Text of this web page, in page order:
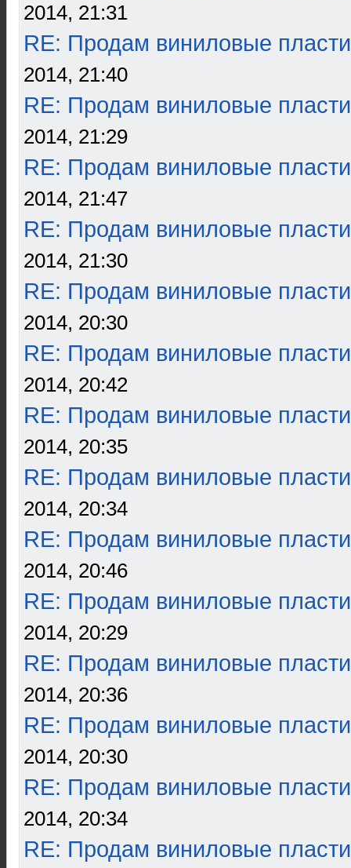
2014, 21:31
RE: Продам виниловые
2014, 21:40
RE: Продам виниловые
2014, 21:29
RE: Продам виниловые
2014, 21:47
RE: Продам виниловые
2014, 21:30
RE: Продам виниловые
2014, 20:30
RE: Продам виниловые
2014, 20:42
RE: Продам виниловые
2014, 20:35
RE: Продам виниловые
2014, 20:34
RE: Продам виниловые
2014, 20:46
RE: Продам виниловые
2014, 20:29
RE: Продам виниловые
2014, 20:36
RE: Продам виниловые
2014, 20:30
RE: Продам виниловые
2014, 20:34
RE: Продам виниловые